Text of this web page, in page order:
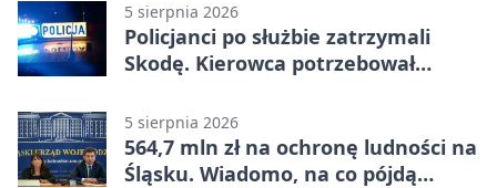
5 sierpnia 2026
Policjanci po służbie zatrzymali
Skodę. Kierowca potrzebował
5 sierpnia 2026
564,7 mln zł na ochronę ludności na
Śląsku. Wiadomo, na co pójdą